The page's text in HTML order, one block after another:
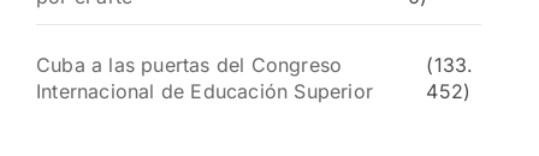
Cuba a las puertas del Congreso
Internacional de Educación Superior
(133.
452)